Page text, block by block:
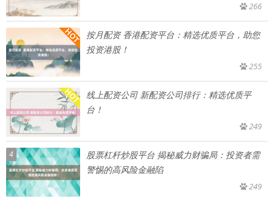
266
按月配资 香港配资平台：精选优质平台，助您
投资港股！
255
线上配资公司 新配资公司排行：精选优质平
台！
249
4
股票杠杆炒股平台 揭秘威力财骗局：投资者需
警惕的高风险金融陷
249